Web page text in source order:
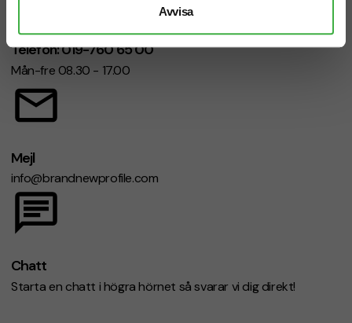
Avvisa
Telefon: 019-760 65 00
Mån-fre 08.30 - 17.00
Mejl
info@brandnewprofile.com
Chatt
Starta en chatt i högra hörnet så svarar vi dig direkt!